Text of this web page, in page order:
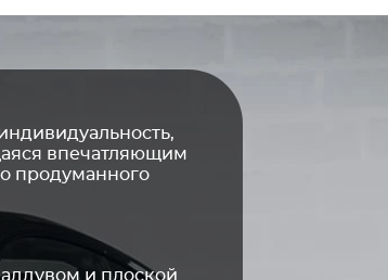
впечатляющим
продуманного
и плоской